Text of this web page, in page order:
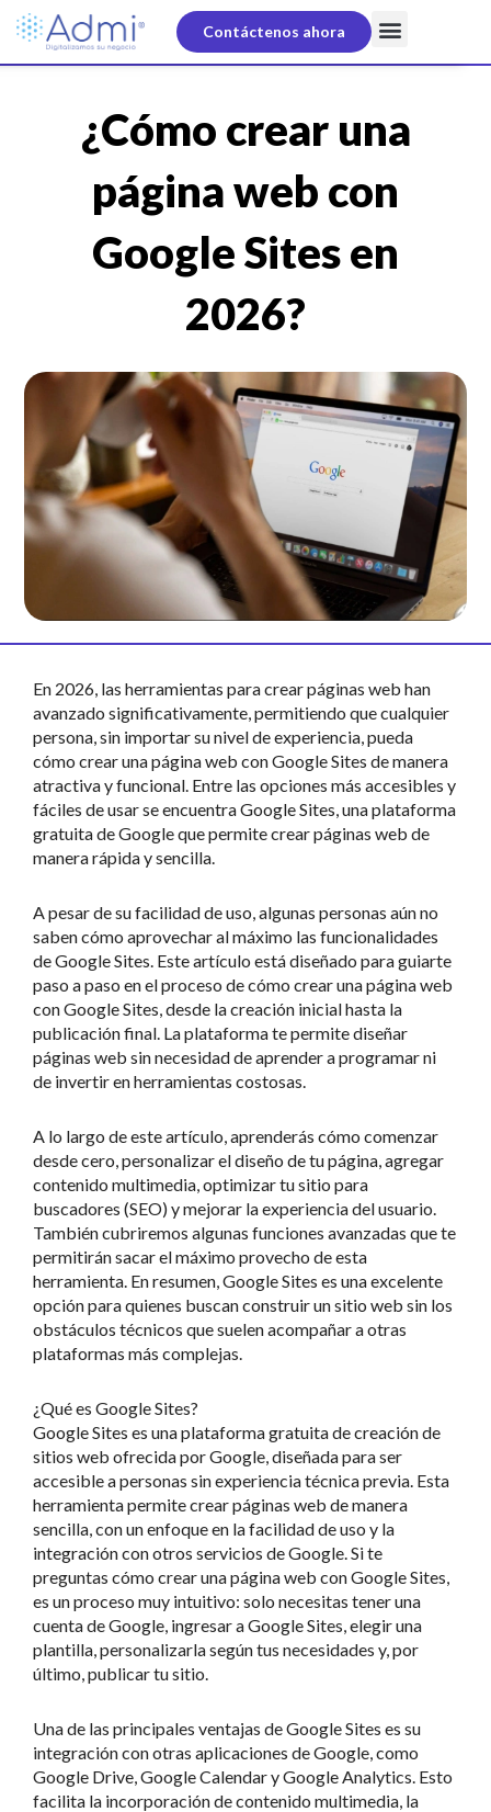
Contáctenos ahora
¿Cómo crear una
página web con
Google Sites en
2026?
En 2026, las herramientas para crear páginas web han
avanzado significativamente, permitiendo que cualquier
persona, sin importar su nivel de experiencia, pueda
cómo crear una página web con Google Sites de manera
atractiva y funcional. Entre las opciones más accesibles y
fáciles de usar se encuentra Google Sites, una plataforma
gratuita de Google que permite crear páginas web de
manera rápida y sencilla.
A pesar de su facilidad de uso, algunas personas aún no
saben cómo aprovechar al máximo las funcionalidades
de Google Sites. Este artículo está diseñado para guiarte
paso a paso en el proceso de cómo crear una página web
con Google Sites, desde la creación inicial hasta la
publicación final. La plataforma te permite diseñar
páginas web sin necesidad de aprender a programar ni
de invertir en herramientas costosas.
A lo largo de este artículo, aprenderás cómo comenzar
desde cero, personalizar el diseño de tu página, agregar
contenido multimedia, optimizar tu sitio para
buscadores (SEO) y mejorar la experiencia del usuario.
También cubriremos algunas funciones avanzadas que te
permitirán sacar el máximo provecho de esta
herramienta. En resumen, Google Sites es una excelente
opción para quienes buscan construir un sitio web sin los
obstáculos técnicos que suelen acompañar a otras
plataformas más complejas.
¿Qué es Google Sites?
Google Sites es una plataforma gratuita de creación de
sitios web ofrecida por Google, diseñada para ser
accesible a personas sin experiencia técnica previa. Esta
herramienta permite crear páginas web de manera
sencilla, con un enfoque en la facilidad de uso y la
integración con otros servicios de Google. Si te
preguntas cómo crear una página web con Google Sites,
es un proceso muy intuitivo: solo necesitas tener una
cuenta de Google, ingresar a Google Sites, elegir una
plantilla, personalizarla según tus necesidades y, por
último, publicar tu sitio.
Una de las principales ventajas de Google Sites es su
integración con otras aplicaciones de Google, como
Google Drive, Google Calendar y Google Analytics. Esto
facilita la incorporación de contenido multimedia, la